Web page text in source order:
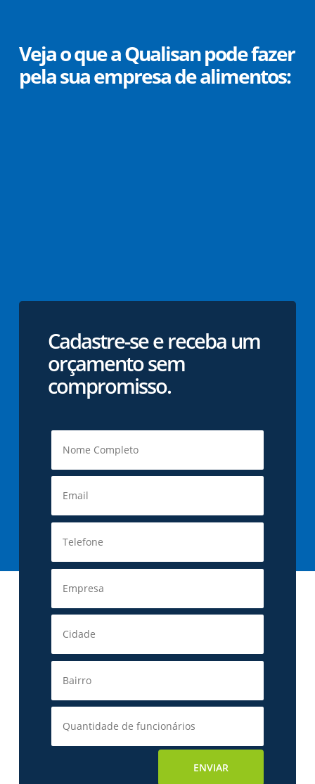
main
contentVeja o que a Qualisan pode fazer
pela sua empresa de alimentos:
Cadastre-se e receba um
orçamento sem
compromisso.